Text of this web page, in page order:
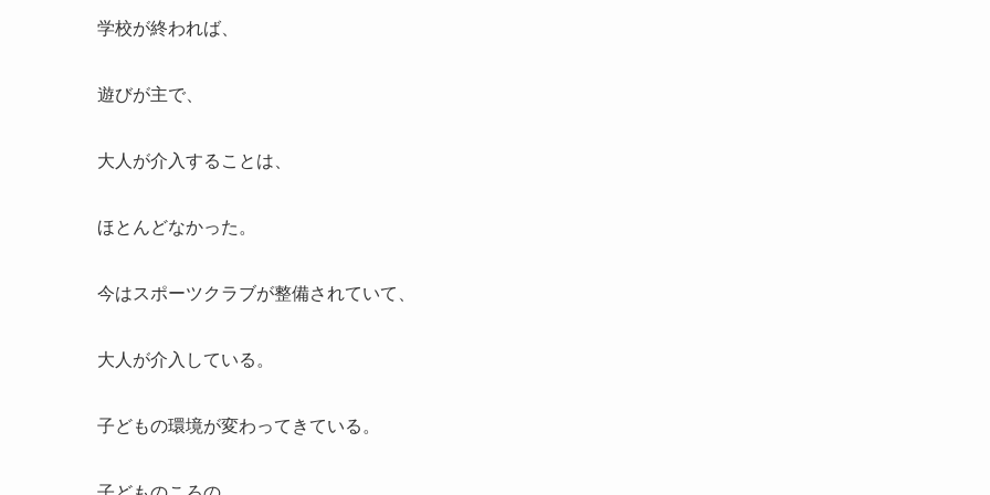
学校が終われば、
遊びが主で、
大人が介入することは、
ほとんどなかった。
今はスポーツクラブが整備されていて、
大人が介入している。
子どもの環境が変わってきている。